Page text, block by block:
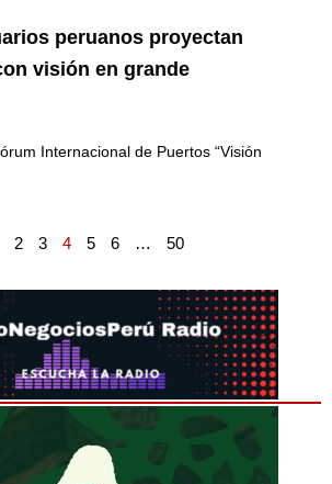
peruanos proyectan
visión en grande
Internacional de Puertos “Visión
2 3 4 5 6 … 50